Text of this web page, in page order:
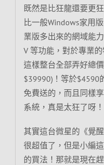
既然是比狂龍還要更
比一般Windows家用
業版多出來的網域能
V 等功能，對於專業
這樣整台全部弄好總
$39990)！等於$4590
免費送的，而且同樣
系統，真是太狂了呀！
其實這台微星的《覺
很超值了，但是小編
的買法！那就是現在